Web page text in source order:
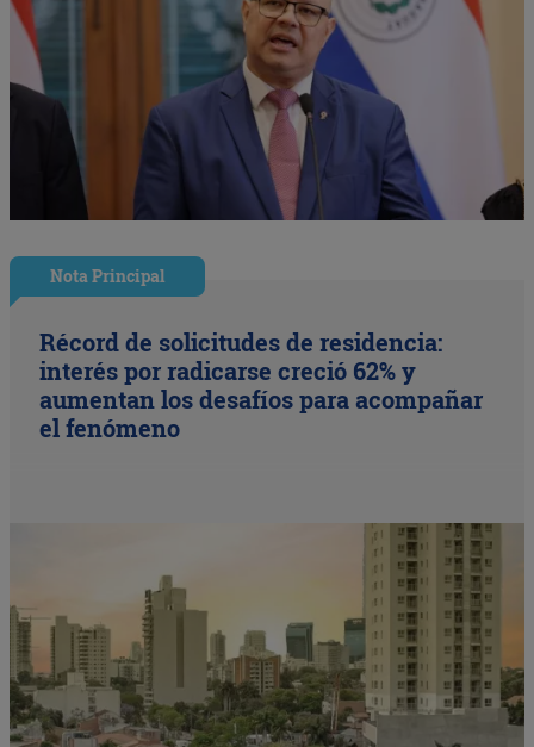
Nota Principal
Récord de solicitudes de residencia:
interés por radicarse creció 62% y
aumentan los desafíos para acompañar
el fenómeno